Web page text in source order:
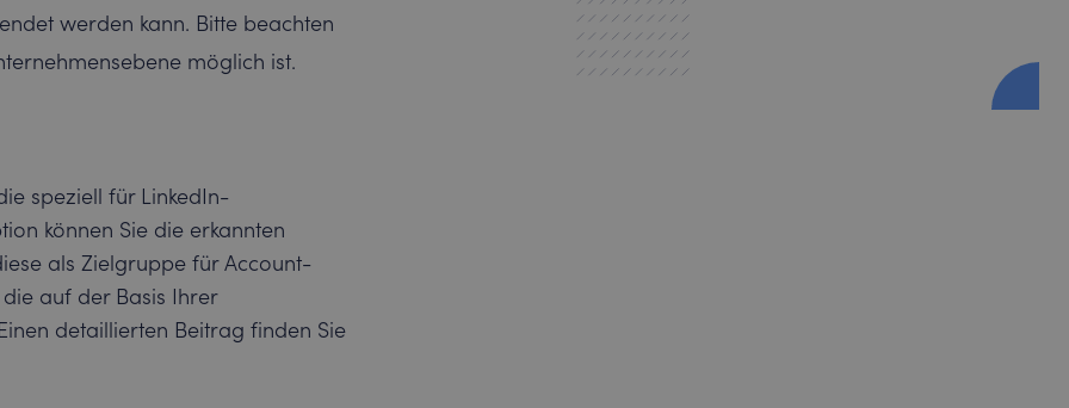
werden kann. Bitte beachten
möglich ist.
speziell für LinkedIn-
können Sie die erkannten
als Zielgruppe für Account-
auf der Basis Ihrer
detaillierten Beitrag finden Sie